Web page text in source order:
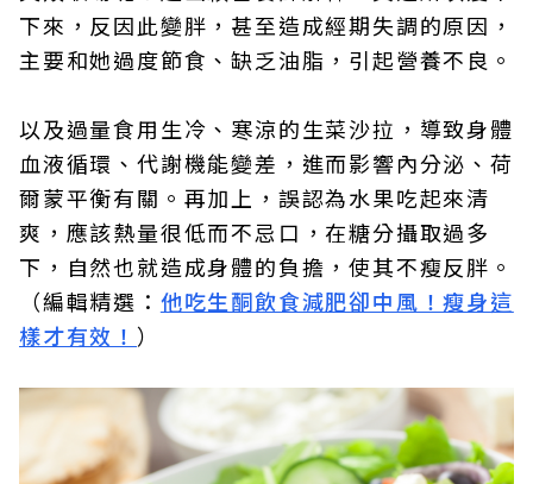
下來，反因此變胖，甚至造成經期失調的原因，
主要和她過度節食、缺乏油脂，引起營養不良。
以及過量食用生冷、寒涼的生菜沙拉，導致身體
血液循環、代謝機能變差，進而影響內分泌、荷
爾蒙平衡有關。再加上，誤認為水果吃起來清
爽，應該熱量很低而不忌口，在糖分攝取過多
下，自然也就造成身體的負擔，使其不瘦反胖。
（編輯精選： 他吃生酮飲食減肥卻中風！瘦身這
樣才有效！ ）